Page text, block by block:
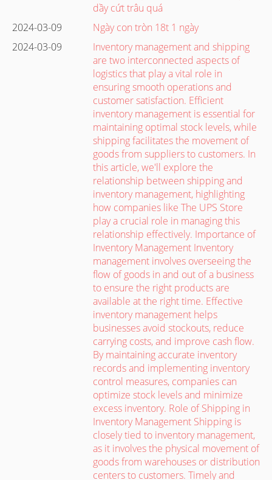
dầy cứt trâu quá
2024-03-09
Ngày con tròn 18t 1 ngày
2024-03-09
Inventory management and shipping
are two interconnected aspects of
logistics that play a vital role in
ensuring smooth operations and
customer satisfaction. Efficient
inventory management is essential for
maintaining optimal stock levels, while
shipping facilitates the movement of
goods from suppliers to customers. In
this article, we'll explore the
relationship between shipping and
inventory management, highlighting
how companies like The UPS Store
play a crucial role in managing this
relationship effectively. Importance of
Inventory Management Inventory
management involves overseeing the
flow of goods in and out of a business
to ensure the right products are
available at the right time. Effective
inventory management helps
businesses avoid stockouts, reduce
carrying costs, and improve cash flow.
By maintaining accurate inventory
records and implementing inventory
control measures, companies can
optimize stock levels and minimize
excess inventory. Role of Shipping in
Inventory Management Shipping is
closely tied to inventory management,
as it involves the physical movement of
goods from warehouses or distribution
centers to customers. Timely and